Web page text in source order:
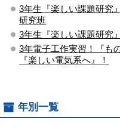
3年生『楽しい課題研究
研究班
3年生『楽しい課題研究
3年電子工作実習！『も
『楽しい電気系へ』！
年別一覧